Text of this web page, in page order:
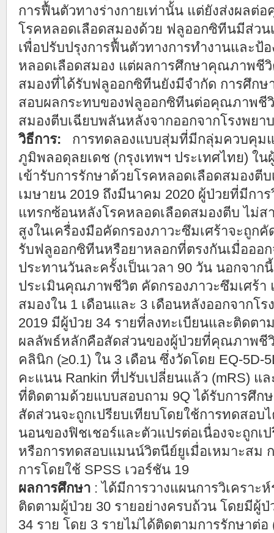
การฟื้นตัวทางร่างกายเท่านั้น แต่ยังส่งผลต่
โรคหลอดเลือดสมองด้วย ฟลูออกซิทีนมีส่วน
เพื่อปรับปรุงการฟื้นตัวทางการทำงานและป้
หลอดเลือดสมอง แต่ผลการศึกษาคุณภาพชี
สมองที่ได้รับฟลูออกซิทีนยังมีจำกัด การศึก
สอบผลกระทบของฟลูออกซิทีนต่อคุณภาพชี
สมองตีบเฉียบพลันหลังจากออกจากโรงพยา
วิธีการ: การทดลองแบบสุ่มที่มีกลุ่มควบคุม
ภูมิพลอดุลยเดช (กรุงเทพฯ ประเทศไทย) ใ
เข้ารับการรักษาด้วยโรคหลอดเลือดสมองตี
เมษายน 2019 ถึงมีนาคม 2020 ผู้ป่วยที่มีกา
แทรกซ้อนหลังโรคหลอดเลือดสมองตีบ ไม่
สูงในเครื่องมือคัดกรองภาวะซึมเศร้าจะถูก
รับฟลูออกซิทีนหรือยาหลอกที่ตรงกันเมื่อออ
ประทานวันละครั้งเป็นเวลา 90 วัน นอกจาก
ประเมินคุณภาพชีวิต คัดกรองภาวะซึมเศร้า
สมองใน 1 เดือนและ 3 เดือนหลังออกจากโ
2019 มีผู้ป่วย 34 รายที่ลงทะเบียนและติดต
ผลลัพธ์หลักคือสัดส่วนของผู้ป่วยที่คุณภาพชี
คลินิก (≥0.1) ใน 3 เดือน ซึ่งวัดโดย EQ-
คะแนน Rankin ที่ปรับเปลี่ยนแล้ว (mRS) แ
ที่ติดตามด้วยแบบสอบถาม 9Q ได้รับการศึก
สัดส่วนจะถูกเปรียบเทียบโดยใช้การทดสอ
นอนของฟิชเชอร์และตัวแปรต่อเนื่องจะถูกเ
หรือการทดสอบแมนน์วิตนีย์ยูเมื่อเหมาะสม
การโดยใช้ SPSS เวอร์ชัน 19
ผลการศึกษา : ได้มีการวางแผนการวิเคราะ
ติดตามผู้ป่วย 30 รายอย่างครบถ้วน โดยมีผู้
34 ราย โดย 3 รายไม่ได้ติดตามการรักษาต่